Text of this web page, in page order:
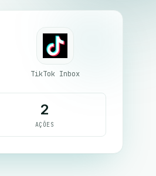
TikTok Inbox
2
AÇÕES